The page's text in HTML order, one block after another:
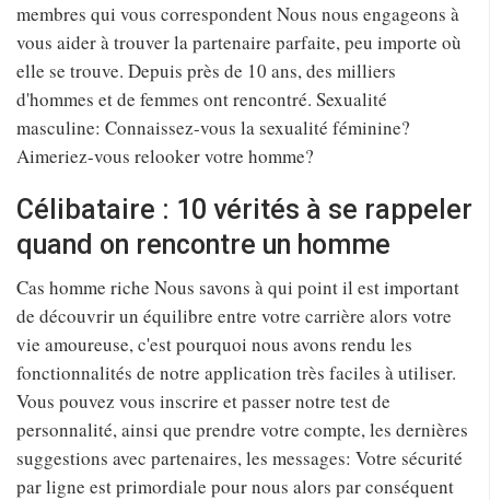
membres qui vous correspondent Nous nous engageons à
vous aider à trouver la partenaire parfaite, peu importe où
elle se trouve. Depuis près de 10 ans, des milliers
d'hommes et de femmes ont rencontré. Sexualité
masculine: Connaissez-vous la sexualité féminine?
Aimeriez-vous relooker votre homme?
Célibataire : 10 vérités à se rappeler
quand on rencontre un homme
Cas homme riche Nous savons à qui point il est important
de découvrir un équilibre entre votre carrière alors votre
vie amoureuse, c'est pourquoi nous avons rendu les
fonctionnalités de notre application très faciles à utiliser.
Vous pouvez vous inscrire et passer notre test de
personnalité, ainsi que prendre votre compte, les dernières
suggestions avec partenaires, les messages: Votre sécurité
par ligne est primordiale pour nous alors par conséquent